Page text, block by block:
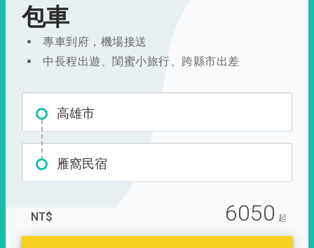
包車
專車到府，機場接送
中長程出遊、閨蜜小旅行、跨縣市出差
高雄市
雁窩民宿
NT$ 6050 起